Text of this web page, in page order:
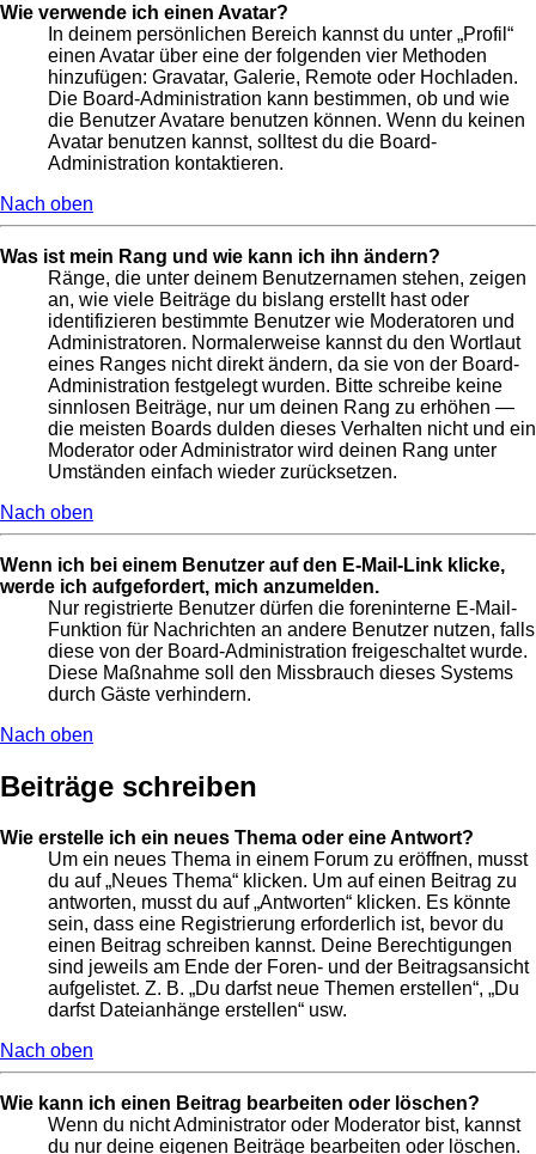
Wie verwende ich einen Avatar?
In deinem persönlichen Bereich kannst du unter „Profil“
einen Avatar über eine der folgenden vier Methoden
hinzufügen: Gravatar, Galerie, Remote oder Hochladen.
Die Board-Administration kann bestimmen, ob und wie
die Benutzer Avatare benutzen können. Wenn du keinen
Avatar benutzen kannst, solltest du die Board-
Administration kontaktieren.
Nach oben
Was ist mein Rang und wie kann ich ihn ändern?
Ränge, die unter deinem Benutzernamen stehen, zeigen
an, wie viele Beiträge du bislang erstellt hast oder
identifizieren bestimmte Benutzer wie Moderatoren und
Administratoren. Normalerweise kannst du den Wortlaut
eines Ranges nicht direkt ändern, da sie von der Board-
Administration festgelegt wurden. Bitte schreibe keine
sinnlosen Beiträge, nur um deinen Rang zu erhöhen —
die meisten Boards dulden dieses Verhalten nicht und ein
Moderator oder Administrator wird deinen Rang unter
Umständen einfach wieder zurücksetzen.
Nach oben
Wenn ich bei einem Benutzer auf den E-Mail-Link klicke,
werde ich aufgefordert, mich anzumelden.
Nur registrierte Benutzer dürfen die foreninterne E-Mail-
Funktion für Nachrichten an andere Benutzer nutzen, falls
diese von der Board-Administration freigeschaltet wurde.
Diese Maßnahme soll den Missbrauch dieses Systems
durch Gäste verhindern.
Nach oben
Beiträge schreiben
Wie erstelle ich ein neues Thema oder eine Antwort?
Um ein neues Thema in einem Forum zu eröffnen, musst
du auf „Neues Thema“ klicken. Um auf einen Beitrag zu
antworten, musst du auf „Antworten“ klicken. Es könnte
sein, dass eine Registrierung erforderlich ist, bevor du
einen Beitrag schreiben kannst. Deine Berechtigungen
sind jeweils am Ende der Foren- und der Beitragsansicht
aufgelistet. Z. B. „Du darfst neue Themen erstellen“, „Du
darfst Dateianhänge erstellen“ usw.
Nach oben
Wie kann ich einen Beitrag bearbeiten oder löschen?
Wenn du nicht Administrator oder Moderator bist, kannst
du nur deine eigenen Beiträge bearbeiten oder löschen.